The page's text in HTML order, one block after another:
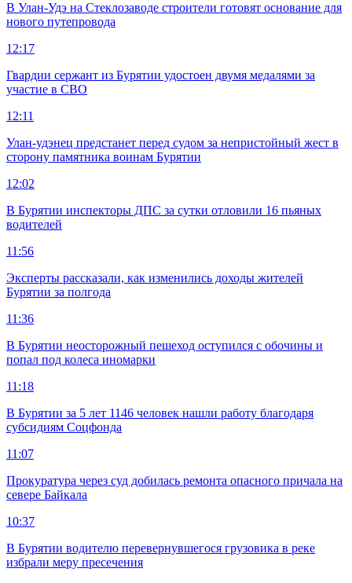
В Улан-Удэ на Стеклозаводе строители готовят основание для
нового путепровода
12:17
Гвардии сержант из Бурятии удостоен двумя медалями за
участие в СВО
12:11
Улан-удэнец предстанет перед судом за непристойный жест в
сторону памятника воинам Бурятии
12:02
В Бурятии инспекторы ДПС за сутки отловили 16 пьяных
водителей
11:56
Эксперты рассказали, как изменились доходы жителей
Бурятии за полгода
11:36
В Бурятии неосторожный пешеход оступился с обочины и
попал под колеса иномарки
11:18
В Бурятии за 5 лет 1146 человек нашли работу благодаря
субсидиям Соцфонда
11:07
Прокуратура через суд добилась ремонта опасного причала на
севере Байкала
10:37
В Бурятии водителю перевернувшегося грузовика в реке
избрали меру пресечения